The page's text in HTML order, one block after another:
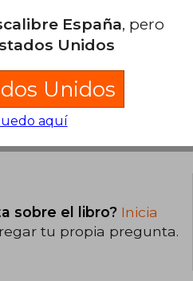
sobre el libro? Inicia
tu propia pregunta.
España, pero
Unidos
Unidos
aquí